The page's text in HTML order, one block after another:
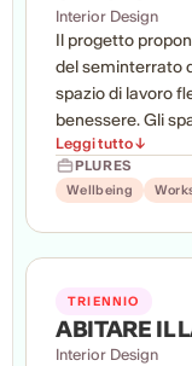
Interior Design
Il progetto
del seminterrato
spazio di lavoro
benessere. Gli
ripensati come
supporto di
recupero. Il
pausa,
Leggi tutto ↓
PLURES
Wellbeing
TRIENNIO
ABITARE IL
Interior Design